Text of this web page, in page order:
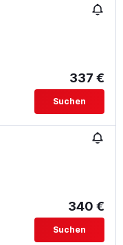
337 €
Suchen
340 €
Suchen